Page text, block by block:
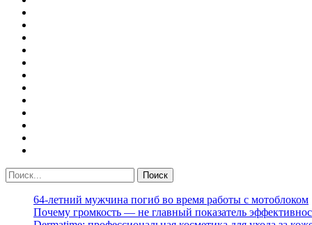
64-летний мужчина погиб во время работы с мотоблоком
Почему громкость — не главный показатель